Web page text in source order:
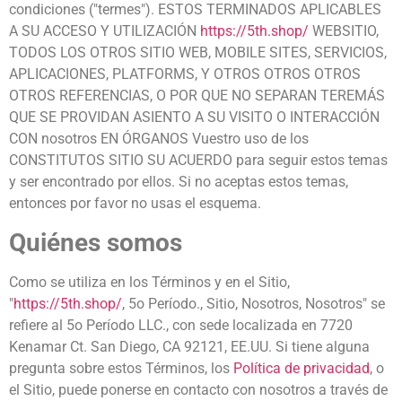
condiciones ("termes"). ESTOS TERMINADOS APLICABLES
A SU ACCESO Y UTILIZACIÓN https://5th.shop/ WEBSITIO,
TODOS LOS OTROS SITIO WEB, MOBILE SITES, SERVICIOS,
APLICACIONES, PLATFORMS, Y OTROS OTROS OTROS
OTROS REFERENCIAS, O POR QUE NO SEPARAN TEREMÁS
QUE SE PROVIDAN ASIENTO A SU VISITO O INTERACCIÓN
CON nosotros EN ÓRGANOS Vuestro uso de los
CONSTITUTOS SITIO SU ACUERDO para seguir estos temas
y ser encontrado por ellos. Si no aceptas estos temas,
entonces por favor no usas el esquema.
Quiénes somos
Como se utiliza en los Términos y en el Sitio,
"https://5th.shop/, 5o Período., Sitio, Nosotros, Nosotros" se
refiere al 5o Período LLC., con sede localizada en 7720
Kenamar Ct. San Diego, CA 92121, EE.UU. Si tiene alguna
pregunta sobre estos Términos, los Política de privacidad, o
el Sitio, puede ponerse en contacto con nosotros a través de